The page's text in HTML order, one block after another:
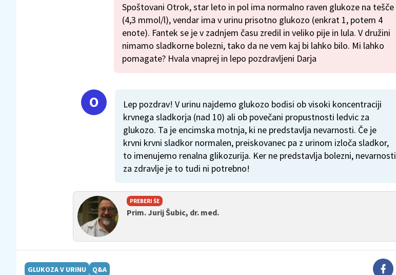
Spoštovani Otrok, star leto in pol ima normalno raven glukoze na tešče
(4,3 mmol/l), vendar ima v urinu prisotno glukozo (enkrat 1, potem 4
enote). Fantek se je v zadnjem času zredil in veliko pije in lula. V družini
nimamo sladkorne bolezni, tako da ne vem kaj bi lahko bilo. Mi lahko
pomagate? Hvala vnaprej in lepo pozdravljeni Darja
Lep pozdrav! V urinu najdemo glukozo bodisi ob visoki koncentraciji
krvnega sladkorja (nad 10) ali ob povečani propustnosti ledvic za
glukozo. Ta je encimska motnja, ki ne predstavlja nevarnosti. Če je
krvni krvni sladkor normalen, preiskovanec pa z urinom izloča sladkor,
to imenujemo renalna glikozurija. Ker ne predstavlja bolezni, nevarnosti
za zdravlje je to tudi ni potrebno!
PREBERI ŠE
Prim. Jurij Šubic, dr. med.
GLUKOZA V URINU Q&A